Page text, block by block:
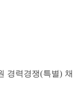
경력경쟁(특별) 채